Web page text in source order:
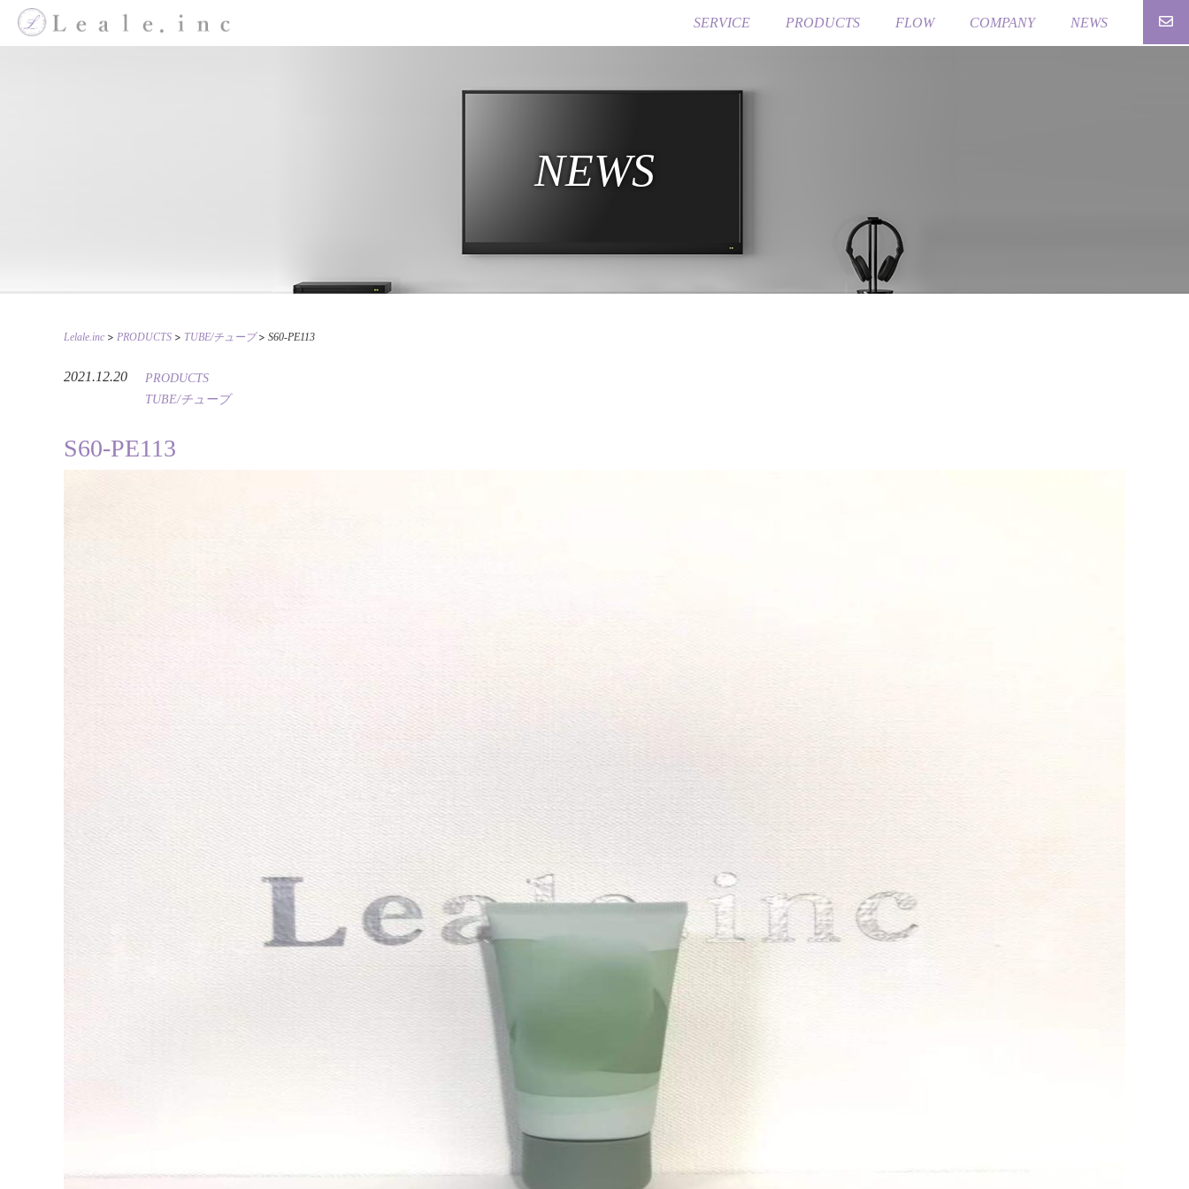
SERVICE PRODUCTS FLOW COMPANY NEWS
NEWS
Lelale.inc > PRODUCTS > TUBE/チューブ> S60-PE113
2021.12.20
PRODUCTS
TUBE/チューブ
S60-PE113